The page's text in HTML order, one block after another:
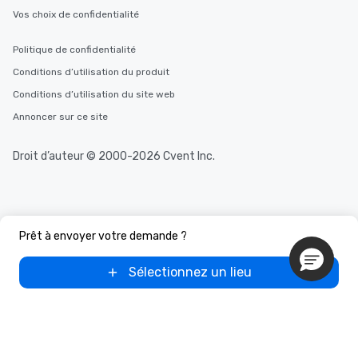
Prêt à envoyer votre demande ?
Sélectionnez un lieu
Vos choix de confidentialité
Politique de confidentialité
Conditions d’utilisation du produit
Conditions d’utilisation du site web
Annoncer sur ce site
Droit d’auteur © 2000-2026 Cvent Inc.